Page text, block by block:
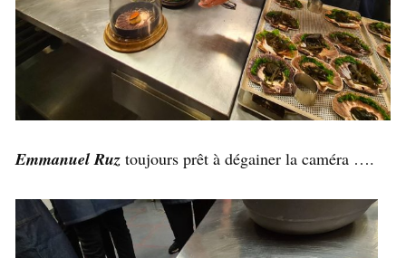
Emmanuel Ruz toujours prêt à dégainer la caméra ….